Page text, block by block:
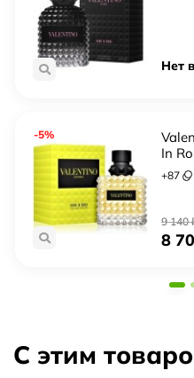
Нет
-5%
In
Dream
+87
9 140
8
С этим